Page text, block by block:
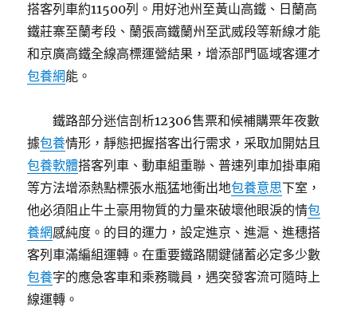
搭客列車約11500列。用好池州至黃山高鐵、日蘭高
鐵莊寨至蘭考段、蘭張高鐵蘭州至武威段等新線才能
和京廣高鐵全線高標運營結果，增添部門區域客運才
包養網能。
鐵路部分迷信剖析12306售票和候補購票年夜數
據包養情形，靜態把握搭客出行需求，采取加開姑且
包養軟體搭客列車、動車組重聯、普速列車加掛車廂
等方法增添熱點標張水瓶猛地衝出地包養意思下室，
他必須阻止牛土豪用物質的力量來破壞他眼淚的情包
養網感純度。的目的運力，設定進京、進滬、進穗搭
客列車滿編組運轉。在重要鐵路關鍵儲蓄必定多少數
包養字的應急客車和乘務職員，遇突發客流可隨時上
線運轉。